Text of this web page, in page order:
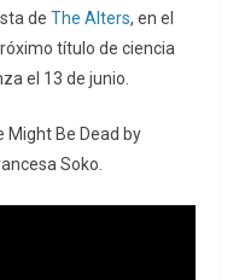
de The Alters, en el
título de ciencia
el 13 de junio.
Might Be Dead by
Soko.